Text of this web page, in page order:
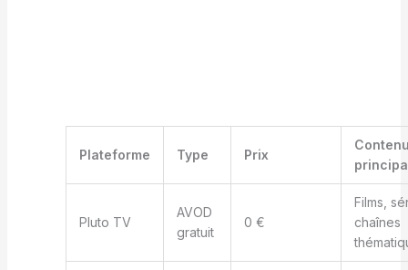
Plateforme Type Prix
Pluto TV
AVOD
gratuit
0 €
Films,
chaînes